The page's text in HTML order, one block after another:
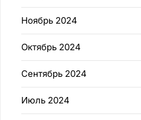
Ноябрь 2024
Октябрь 2024
Сентябрь 2024
Июль 2024